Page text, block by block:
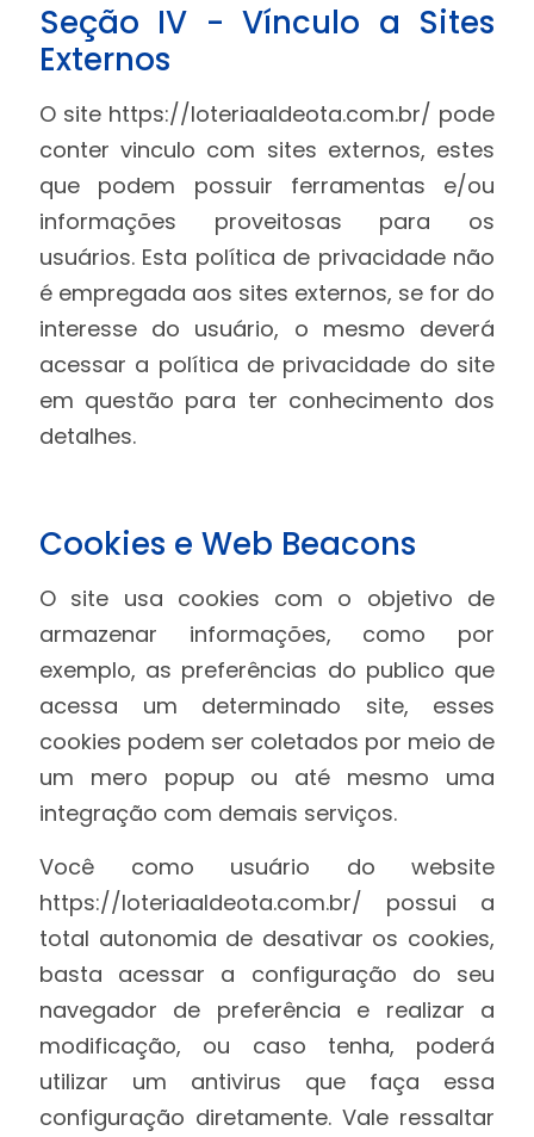
Seção IV - Vínculo a Sites
Externos
O site https://loteriaaldeota.com.br/ pode
conter vinculo com sites externos, estes
que podem possuir ferramentas e/ou
informações proveitosas para os
usuários. Esta política de privacidade não
é empregada aos sites externos, se for do
interesse do usuário, o mesmo deverá
acessar a política de privacidade do site
em questão para ter conhecimento dos
detalhes.
Cookies e Web Beacons
O site usa cookies com o objetivo de
armazenar informações, como por
exemplo, as preferências do publico que
acessa um determinado site, esses
cookies podem ser coletados por meio de
um mero popup ou até mesmo uma
integração com demais serviços.
Você como usuário do website
https://loteriaaldeota.com.br/ possui a
total autonomia de desativar os cookies,
basta acessar a configuração do seu
navegador de preferência e realizar a
modificação, ou caso tenha, poderá
utilizar um antivirus que faça essa
configuração diretamente. Vale ressaltar